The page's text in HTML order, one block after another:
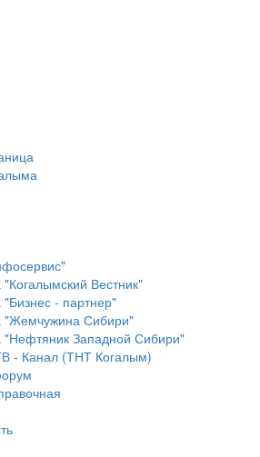
"Когалымский Вестник"
"Бизнес - партнер"
"Жемчужина Сибири"
"Нефтяник Западной Сибири"
- Канал (ТНТ Когалым)